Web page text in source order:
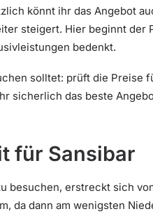
könnt ihr das Angebot
steigert. Hier beginnt der
bedenkt.
solltet: prüft die Preise
sicherlich das beste
für Sansibar
besuchen, erstreckt sich
da dann am wenigsten